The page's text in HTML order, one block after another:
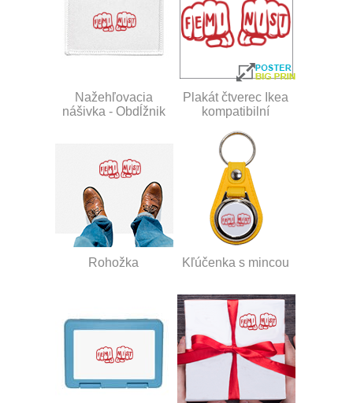
Nažehľovacia
nášivka - Obdĺžnik
Plakát čtverec Ikea
kompatibilní
Rohožka Kľúčenka s mincou